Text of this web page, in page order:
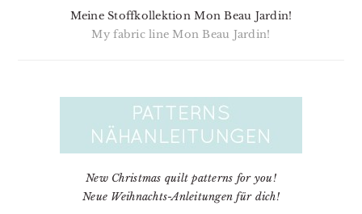
Meine Stoffkollektion Mon Beau Jardin!
My fabric line Mon Beau Jardin!
New Christmas quilt patterns for you!
Neue Weihnachts-Anleitungen für dich!